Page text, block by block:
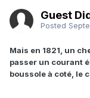
Guest
Posted
Mais en 1821, un
passer un courant
boussole à coté, le